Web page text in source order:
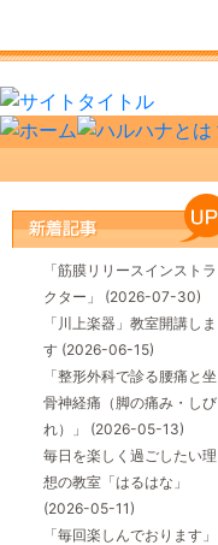
「筋膜リリースインストラ
クター」 (2026-07-30)
「川上楽器」教室開講しま
す (2026-06-15)
「整形外科で診る腰痛と坐
骨神経痛（脚の痛み・しび
れ）」 (2026-05-13)
毎日を楽しく過ごしたい理
想の教室「はるはな」
(2026-05-11)
「毎回楽しんでおります」